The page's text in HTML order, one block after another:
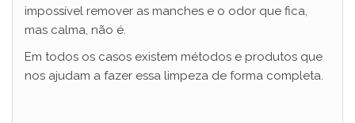
impossível remover as manches e o odor que fica,
mas calma, não é.
Em todos os casos existem métodos e produtos que
nos ajudam a fazer essa limpeza de forma completa.